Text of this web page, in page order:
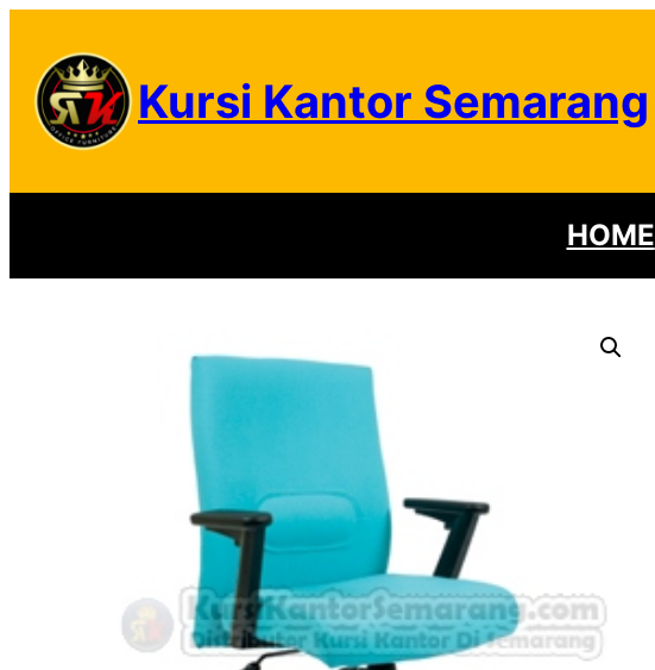
content
Kursi Kantor Semarang
HOME